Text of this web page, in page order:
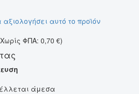
αυτό το προϊόν
ΦΠΑ: 0,70 €)
άμεσα